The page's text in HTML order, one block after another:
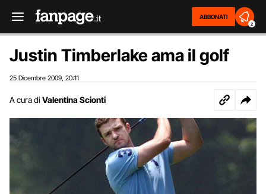
ABBONATI
2
Justin Timberlake ama il golf
25 Dicembre 2009 20:11
A cura di Valentina Scionti